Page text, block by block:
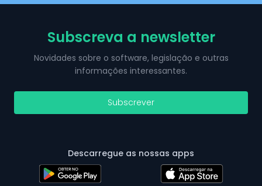
Subscreva a newsletter
Novidades sobre o software, legislação e outras
informações interessantes.
Subscrever
Descarregue as nossas apps